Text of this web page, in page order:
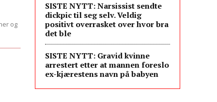
og
SISTE NYTT: Narsissist sendte
dickpic til seg selv. Veldig
positivt overrasket over hvor bra
det ble
SISTE NYTT: Gravid kvinne
arrestert etter at mannen foreslo
ex-kjærestens navn på babyen